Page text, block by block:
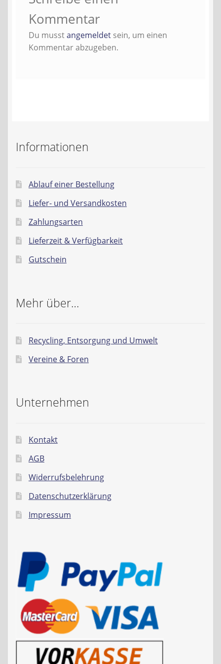
AGB
Kommentar
Du musstangemeldetsein, um einen
Kommentar abzugeben.
Informationen
Ablauf einer Bestellung
Liefer- und Versandkosten
Zahlungsarten
Lieferzeit & Verfügbarkeit
Gutschein
Mehr über…
Recycling, Entsorgung und Umwelt
Vereine & Foren
Unternehmen
Kontakt
AGB
Widerrufsbelehrung
Datenschutzerklärung
Impressum